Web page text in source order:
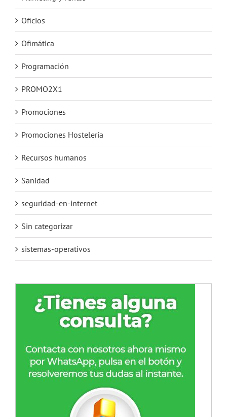
Oficios
Ofimática
Programación
PROMO2X1
Promociones
Promociones Hostelería
Recursos humanos
Sanidad
seguridad-en-internet
Sin categorizar
sistemas-operativos